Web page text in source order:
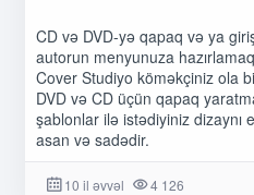
CD və DVD-yə qapaq və ya
autorun menyunuza
Cover Studiyo köməkçiniz ola
DVD və CD üçün qapaq yaratma
şablonlar ilə istədiyiniz dizaynı
asan və sadədir.
10 il əvvəl 4 126